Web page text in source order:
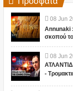
08 Jun
Annunaki
σκοπού
08 Jun
-